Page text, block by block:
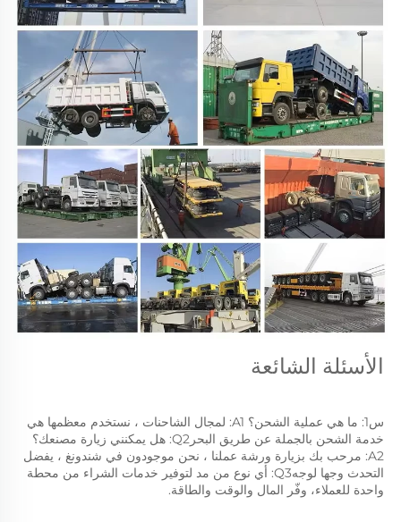
الأسئلة الشائعة
واحدة للعملاء، وفّر المال والوقت والطاقة.